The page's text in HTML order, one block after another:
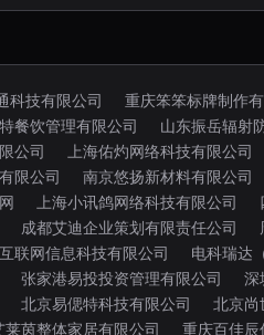
科技有限公司 重庆笨笨标牌制作
餐饮管理有限公司
山东振岳辐射
公司 上海佑灼网络科技有限公司
限公司 南京悠扬新材料有限公司
上海小讯鸽网络科技有限公司
成都艾迪企业策划有限责任公司
联网信息科技有限公司
电科瑞达
张家港易投投资管理有限公司
深
北京易偲特科技有限公司
北京尚
莱茵整体家居有限公司 重庆百佳辰